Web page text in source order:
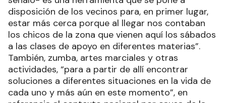
disposición de los vecinos para, en primer lugar,
estar más cerca porque al llegar nos contaban
los chicos de la zona que vienen aquí los sábados
a las clases de apoyo en diferentes materias”.
También, zumba, artes marciales y otras
actividades, “para a partir de allí encontrar
soluciones a diferentes situaciones en la vida de
cada uno y más aún en este momento”, en